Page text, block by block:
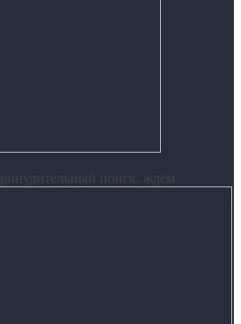
поиск, ждём